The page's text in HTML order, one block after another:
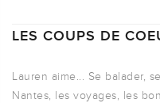
LES COUPS DE
Lauren aime... Se balader,
Nantes, les voyages, les